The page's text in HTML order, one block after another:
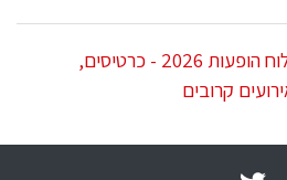
רדינג 3 לוח הופעות 2026 - כרטיסים,
קרובים